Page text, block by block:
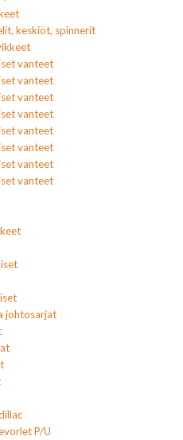
keskiöt, spinnerit
vanteet
vanteet
vanteet
vanteet
vanteet
vanteet
vanteet
vanteet
johtosarjat
P/U